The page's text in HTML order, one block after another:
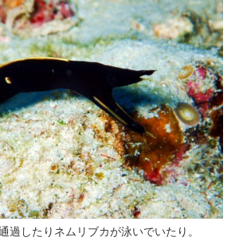
過したりネムリブカが泳いでいたり。